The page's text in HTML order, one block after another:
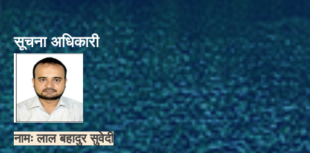
सूचना अधिकारी
नामः लाल बहादुर सुवेदी